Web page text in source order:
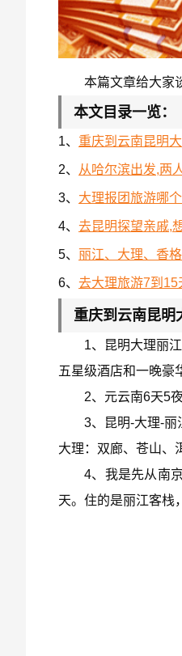
本篇文章给大家
本文目录一览：
1、 重庆到云南昆明
2、 从哈尔滨出发,两
3、 大理报团旅游哪
4、 去昆明探望亲戚,
5、 丽江、大理、香
6、 去大理旅游7到
重庆到云南昆明
1、昆明大理丽
五星级酒店和一晚豪
2、元云南6天5
3、昆明-大理-丽
大理：双廊、苍山、
4、我是先从南
天。住的是丽江客栈